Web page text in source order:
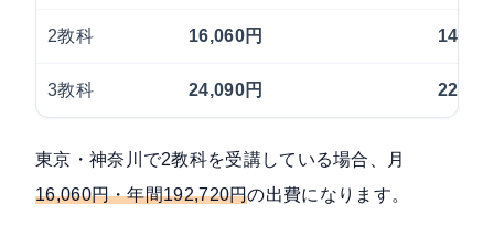
2教科 16,060円
3教科 24,090円
東京・神奈川で2教科を受講している場合、月
16,060円・年間192,720円の出費になります。